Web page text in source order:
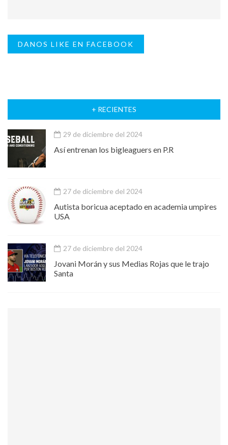
DANOS LIKE EN FACEBOOK
+ RECIENTES
29 de diciembre del 2024
Así entrenan los bigleaguers en P.R
27 de diciembre del 2024
Autista boricua aceptado en academia umpires
USA
27 de diciembre del 2024
Jovani Morán y sus Medias Rojas que le trajo
Santa